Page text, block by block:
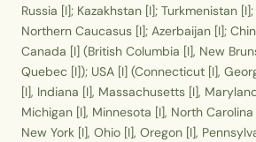
Russia [I]; Kazakhstan [I]; Turkmenistan
Northern Caucasus [I]; Azerbaijan [I];
Canada [I] (British Columbia [I], New
Quebec [I]); USA [I] (Connecticut [I],
[I], Indiana [I], Massachusetts [I],
Michigan [I], Minnesota [I], North
New York [I], Ohio [I], Oregon [I],